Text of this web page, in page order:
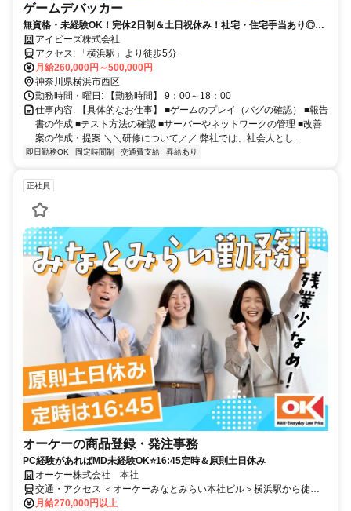
ゲームデバッカー
無資格・未経験OK！完休2日制＆土日祝休み！社宅・住宅手当あり◎あ
なたの好きを仕事にしませんか？
アイビーズ株式会社
アクセス: 「横浜駅」より徒歩5分
月給260,000円～500,000円
神奈川県横浜市西区
勤務時間・曜日: 【勤務時間】 9：00～18：00
仕事内容: 【具体的なお仕事】 ■ゲームのプレイ（バグの確認） ■報告
書の作成 ■テスト方法の確認 ■サーバーやネットワークの管理 ■改善
案の作成・提案 ＼＼研修について／／ 弊社では、社会人とし...
即日勤務OK 固定時間制 交通費支給 昇給あり
正社員
オーケーの商品登録・発注事務
PC経験があればMD未経験OK⭐16:45定時＆原則土日休み
オーケー株式会社 本社
交通・アクセス ＜オーケーみなとみらい本社ビル＞横浜駅から徒歩
15分
月給270,000円以上